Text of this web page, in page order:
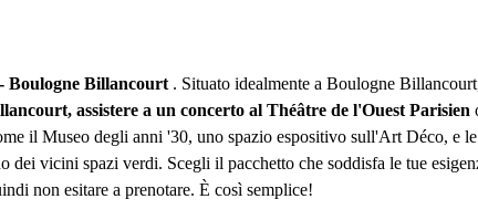
Boulogne Billancourt . Situato idealmente a Boulogne
assistere a un concerto al Théâtre de l'Ouest Parisien
il Museo degli anni '30, uno spazio espositivo sull'Art Déco, e
vicini spazi verdi. Scegli il pacchetto che soddisfa le tue
non esitare a prenotare. È così semplice!